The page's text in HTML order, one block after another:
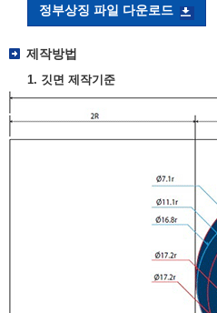
정부상징 파일 다운로드
제작방법
1. 깃면 제작기준